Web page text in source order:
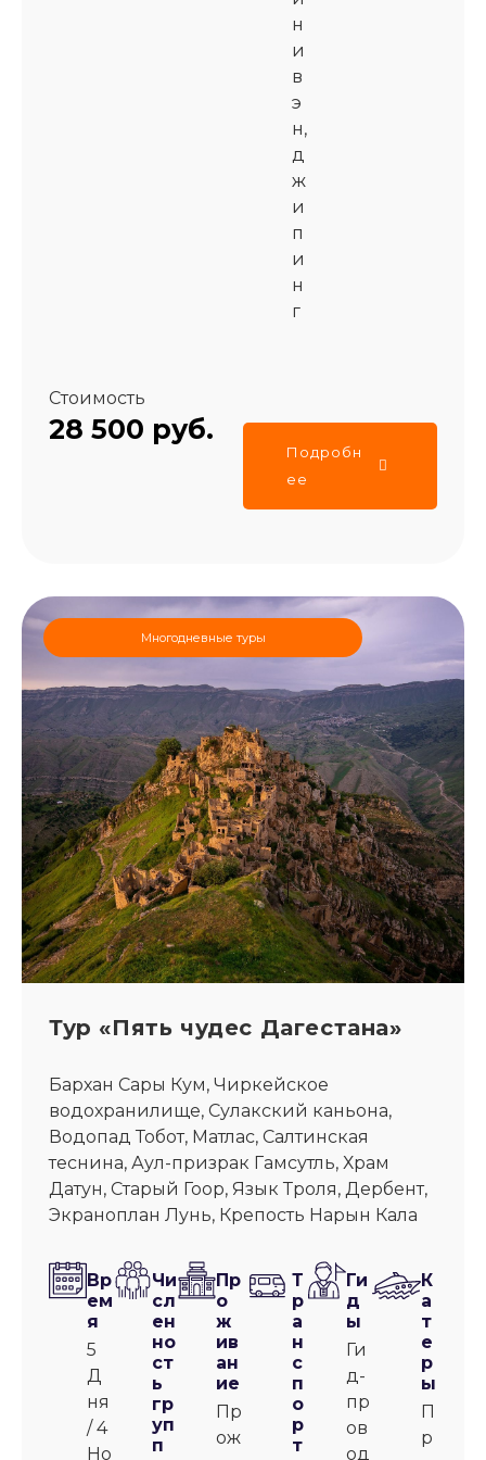
н
и
в
э
н,
д
ж
и
п
и
н
г
Стоимость
28 500 руб.
Подробн
ее
Многодневные туры
Тур «Пять чудес Дагестана»
Бархан Сары Кум, Чиркейское
водохранилище, Сулакский каньона,
Водопад Тобот, Матлас, Салтинская
теснина, Аул-призрак Гамсутль, Храм
Датун, Старый Гоор, Язык Троля, Дербент,
Экраноплан Лунь, Крепость Нарын Кала
Вр
ем
я
5
Д
ня
/ 4
Но
Чи
сл
ен
но
ст
ь
гр
уп
п
Пр
о
ж
ив
ан
ие
Пр
ож
Т
р
а
н
с
п
о
р
т
Ги
д
ы
Ги
д-
пр
ов
од
К
а
т
е
р
ы
П
р